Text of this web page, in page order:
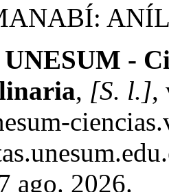
UNESUM -
, [S. l.],
ago. 2026.